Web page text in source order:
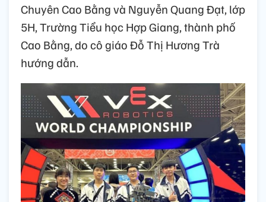
Chuyên Cao Bằng và Nguyễn Quang Đạt, lớp
5H, Trường Tiểu học Hợp Giang, thành phố
Cao Bằng, do cô giáo Đỗ Thị Hương Trà
hướng dẫn.